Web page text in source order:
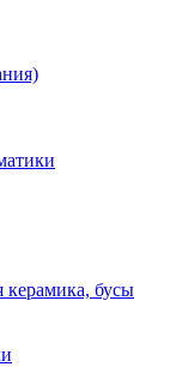
керамика, бусы